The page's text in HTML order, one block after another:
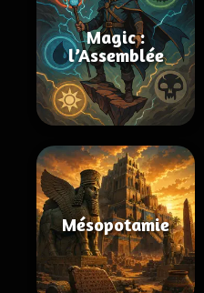
Magic :
l’Assemblée
Mésopotamie